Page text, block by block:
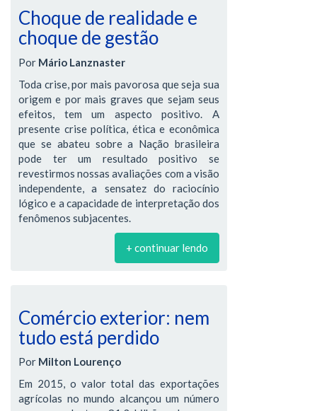
Choque de realidade e
choque de gestão
Por Mário Lanznaster
Toda crise, por mais pavorosa que seja sua
origem e por mais graves que sejam seus
efeitos, tem um aspecto positivo. A
presente crise política, ética e econômica
que se abateu sobre a Nação brasileira
pode ter um resultado positivo se
revestirmos nossas avaliações com a visão
independente, a sensatez do raciocínio
lógico e a capacidade de interpretação dos
fenômenos subjacentes.
+ continuar lendo
Comércio exterior: nem
tudo está perdido
Por Milton Lourenço
Em 2015, o valor total das exportações
agrícolas no mundo alcançou um número